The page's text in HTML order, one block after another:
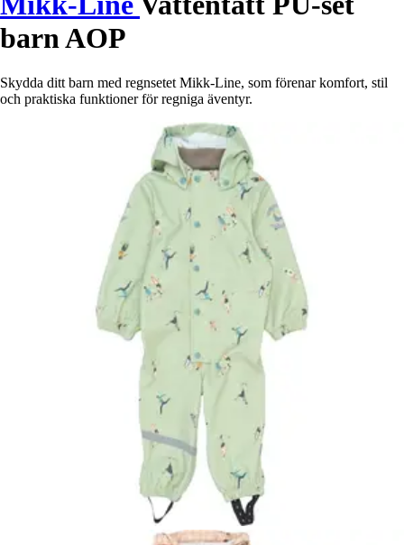
barn AOP
Skydda ditt barn med regnsetet Mikk-Line, som förenar komfort, stil
och praktiska funktioner för regniga äventyr.